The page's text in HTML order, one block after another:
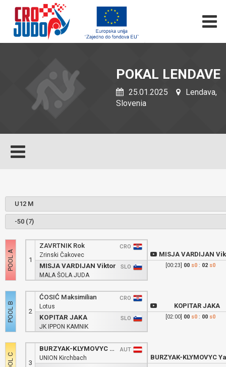
POKAL LENDAVE
25.01.2025
Lendava,
Slovenia
1
ZAVRTNIK Rok
CRO
Zrinski Čakovec
MISJA VARDIJAN Viktor
SLO
MALA ŠOLA JUDA
2
ĆOSIĆ Maksimilian
CRO
Lotus
KOPITAR JAKA
SLO
JK IPPON KAMNIK
3
BURZYAK-KLYMOVYC Yaroslav
AUT
UNION Kirchbach
MISJA VARDIJAN
[00:23] 00 s0: 02 s0
KOPITAR JAKA
[02:00] 00 s0: 00 s0